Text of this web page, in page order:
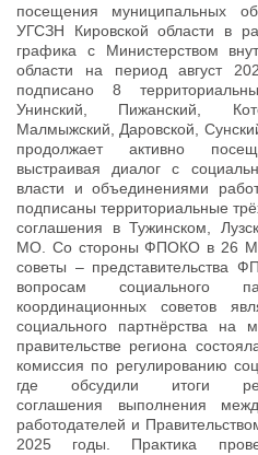
посещения муниципальных
УГСЗН Кировской области в
графика с Министерством
области на период август
подписано 8
Унинский, Пижанский,
Малмыжский, Даровской,
продолжает активно
выстраивая диалог с
власти и объединениями
подписаны территориальные
соглашения в Тужинском,
МО. Со стороны ФПОКО в 26
советы – представительства
вопросам социального
координационных советов
социального партнёрства на
правительстве региона
комиссия по регулированию
где обсудили итоги
соглашения выполнения
работодателей и
2025 годы. Практика